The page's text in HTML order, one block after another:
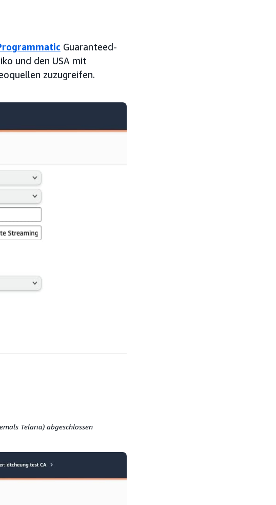
Guaranteed-
und den USA mit
zuzugreifen.
Telaria) abgeschlossen